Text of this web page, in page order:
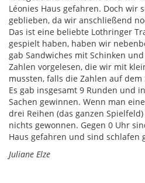
Léonies Haus gefahren. Doch wir
geblieben, da wir anschließend
Das ist eine beliebte Lothringer
gespielt haben, haben wir
gab Sandwiches mit Schinken
Zahlen vorgelesen, die wir mit
mussten, falls die Zahlen auf
Es gab insgesamt 9 Runden und
Sachen gewinnen. Wenn man
drei Reihen (das ganzen
nichts gewonnen. Gegen 0 Uhr
Haus gefahren und sind schlafen
Juliane Elze